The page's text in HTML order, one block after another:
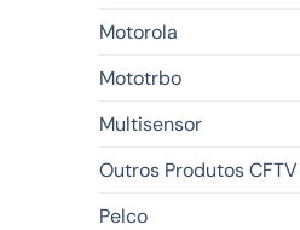
Motorola
Mototrbo
Multisensor
Outros Produtos CFTV
Pelco